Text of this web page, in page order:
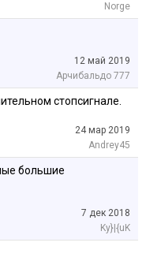
Norge
12 май 2019
Арчибальдо 777
стопсигнале.
24 мар 2019
Andrey45
большие
7 дек 2018
Ky}|{uK